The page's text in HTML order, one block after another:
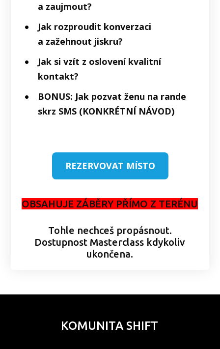
a zaujmout?
Jak rozproudit konverzaci
a zažehnout jiskru?
Jak si vzít z oslovení kvalitní
kontakt?
BONUS: Jak pozvat ženu na rande
skrz SMS (KONKRÉTNÍ NÁVOD)
REZERVOVAT MÍSTO
OBSAHUJE ZÁBĚRY PŘÍMO Z TERÉNU
Tohle nechceš propásnout.
Dostupnost Masterclass kdykoliv
ukončena.
KOMUNITA SHIFT